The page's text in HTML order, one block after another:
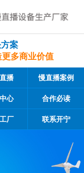
案
多商业价值
播 慢直播案例
心 合作必读
厂 联系开宁